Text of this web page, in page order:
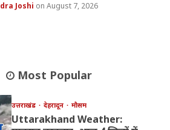
Joshi August 7, 2026
Most Popular
उत्तराखंड देहरादून मौसम
Uttarakhand Weather: